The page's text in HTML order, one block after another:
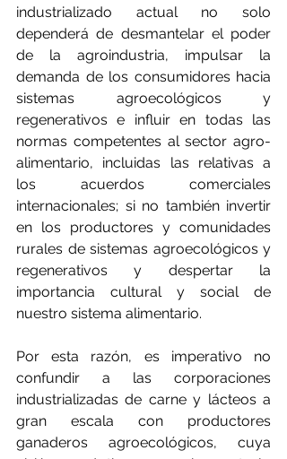
industrializado actual no solo
dependerá de desmantelar el poder
de la agroindustria, impulsar la
demanda de los consumidores hacia
sistemas agroecológicos y
regenerativos e influir en todas las
normas competentes al sector agro-
alimentario, incluidas las relativas a
los acuerdos comerciales
internacionales; si no también invertir
en los productores y comunidades
rurales de sistemas agroecológicos y
regenerativos y despertar la
importancia cultural y social de
nuestro sistema alimentario.
Por esta razón, es imperativo no
confundir a las corporaciones
industrializadas de carne y lácteos a
gran escala con productores
ganaderos agroecológicos, cuya